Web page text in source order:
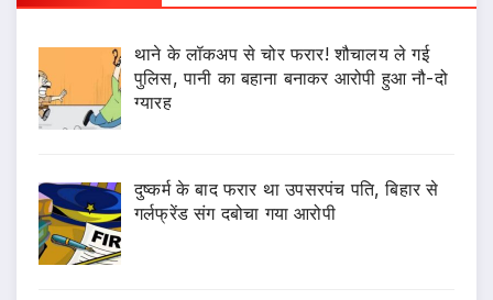
थाने के लॉकअप से चोर फरार! शौचालय ले गई
पुलिस, पानी का बहाना बनाकर आरोपी हुआ नौ-दो
ग्यारह
दुष्कर्म के बाद फरार था उपसरपंच पति, बिहार से
गर्लफ्रेंड संग दबोचा गया आरोपी